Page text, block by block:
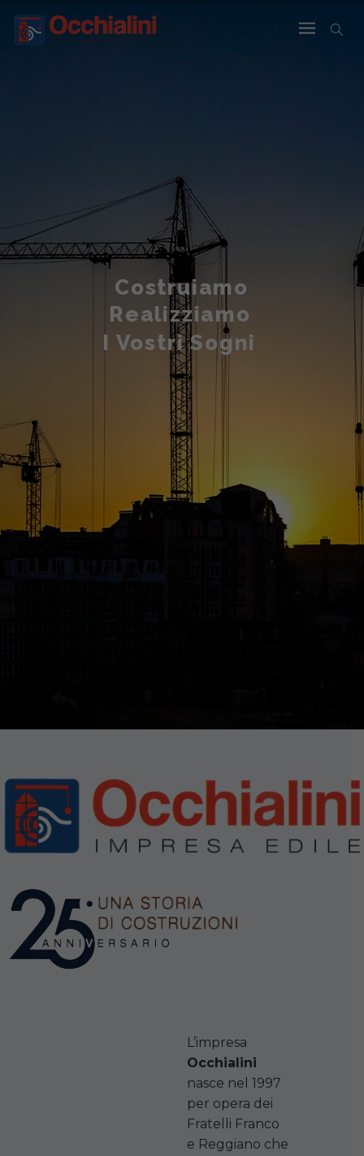
Costruiamo
Realizziamo
I Vostri Sogni
L’impresa
Occhialini
nasce nel 1997
per opera dei
Fratelli Franco
e Reggiano che